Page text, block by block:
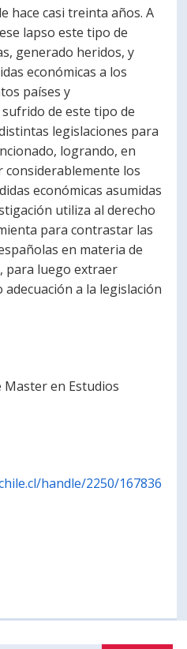
hace casi treinta años. A
lapso este tipo de
generado heridos, y
económicas a los
países y
de este tipo de
legislaciones para
logrando, en
considerablemente los
económicas asumidas
utiliza al derecho
para contrastar las
en materia de
para luego extraer
a la legislación
en Estudios
handle/2250/167836